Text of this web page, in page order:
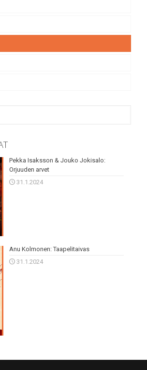
Pekka Isaksson & Jouko Jokisalo:
Orjuuden arvet
31.1.2024
Anu Kolmonen: Taapelitaivas
31.1.2024